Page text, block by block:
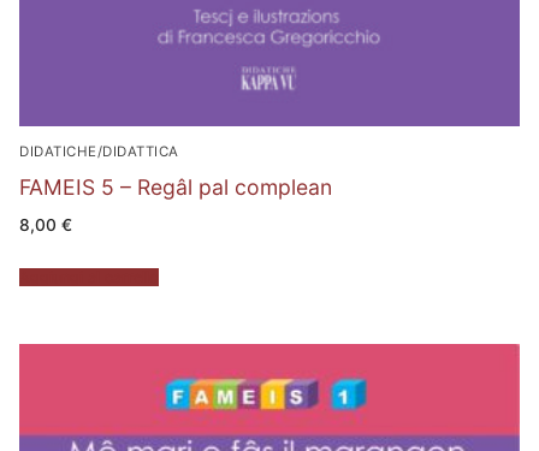
DIDATICHE/DIDATTICA
FAMEIS 5 – Regâl pal complean
8,00 €